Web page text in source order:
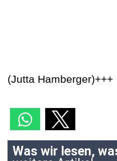
(Jutta Hamberger)+++
Was wir lesen,